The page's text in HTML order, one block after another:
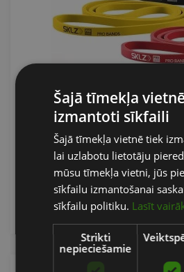
SKLZ PRO FITNESA GUMIJA
SKLZ
No 19.90€
pievienot
Šajā tīmekļa
izmantoti sīkfaili
Šajā tīmekļa vietnē tiek
lai uzlabotu lietotāju
mūsu tīmekļa vietni, jūs
sīkfailu izmantošanai
sīkfailu politiku. Lasīt
Strikti
nepieciešamie